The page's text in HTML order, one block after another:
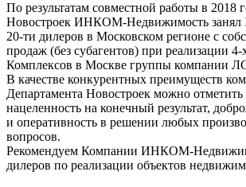
По результатам совместной работы в 2018
Новостроек ИНКОМ-Недвижимость занял
20-ти дилеров в Московском регионе с
продаж (без субагентов) при реализации 4-
Комплексов в Москве группы компании
В качестве конкурентных преимуществ
Департамента Новостроек можно
нацеленность на конечный результат,
и оперативность в решении любых
вопросов.
Рекомендуем Компании ИНКОМ-
дилеров по реализации объектов